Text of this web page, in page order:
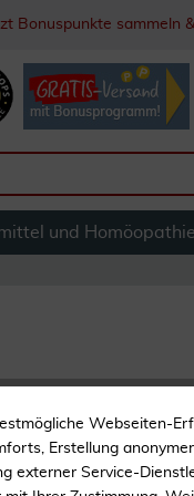
Bonuspunkte sammeln
und Homöopathie
Teknosal
Webseiten-
Erstellung
externer Service-